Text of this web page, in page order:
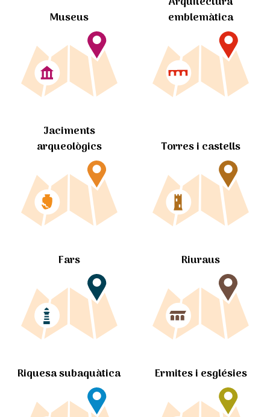
Museus
emblemàtica
Jaciments
arqueològics
Torres i castells
Fars Riuraus
Riquesa subaquàtica Ermites i esglésies